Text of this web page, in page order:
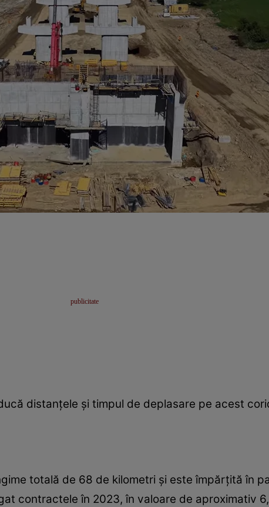
distanțele și timpul de deplasare pe acest
totală de 68 de kilometri și este împărțită în
contractele în 2023, în valoare de aproximativ